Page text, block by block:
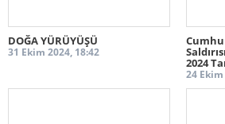
DOĞA YÜRÜYÜŞÜ
31 Ekim 2024, 18:42
2024
24 Ekim